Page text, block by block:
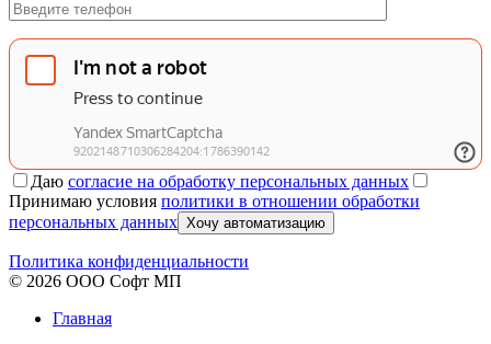
Даю согласие на обработку персональных данных
Принимаю условия политики в отношении обработки
персональных данных Хочу автоматизацию
Политика конфиденциальности
© 2026 ООО Софт МП
Главная